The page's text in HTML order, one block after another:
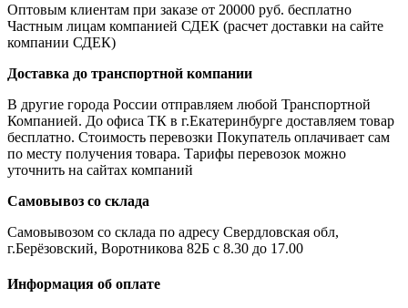
Оптовым клиентам при заказе от 20000 руб. бесплатно
Частным лицам компанией СДЕК (расчет доставки на сайте
компании СДЕК)
Доставка до транспортной компании
В другие города России отправляем любой Транспортной
Компанией. До офиса ТК в г.Екатеринбурге доставляем товар
бесплатно. Стоимость перевозки Покупатель оплачивает сам
по месту получения товара. Тарифы перевозок можно
уточнить на сайтах компаний
Самовывоз со склада
Самовывозом со склада по адресу Свердловская обл,
г.Берёзовский, Воротникова 82Б с 8.30 до 17.00
Информация об оплате